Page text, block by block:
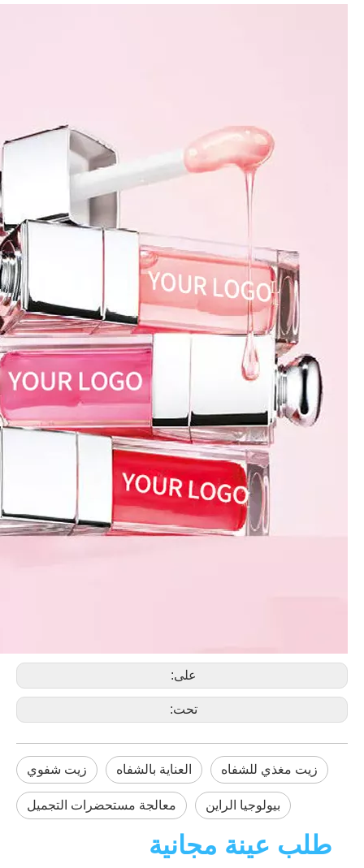
على:
تحت:
زيت شفوي العناية بالشفاه زيت مغذي للشفاه
معالجة مستحضرات التجميل بيولوجيا الراين
طلب عينة مجانية